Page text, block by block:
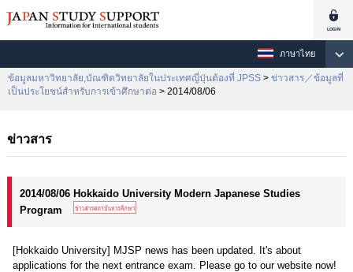
ภาษาไทย
ข้อมูลมหาวิทยาลัย,บัณฑิตวิทยาลัยในประเทศญี่ปุ่นต้องที่ JPSS > ข่าวสาร／ข้อมูลที่
เป็นประโยชน์สำหรับการเข้าศึกษาต่อ > 2014/08/06
ข่าวสาร
2014/08/06 Hokkaido University Modern Japanese Studies
Program
[Hokkaido University] MJSP news has been updated. It's about
applications for the next entrance exam. Please go to our website now!